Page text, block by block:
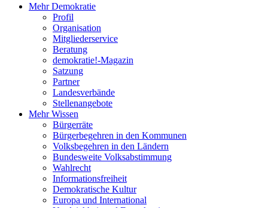
Mehr Demokratie
Profil
Organisation
Mitgliederservice
Beratung
demokratie!-Magazin
Satzung
Partner
Landesverbände
Stellenangebote
Mehr Wissen
Bürgerräte
Bürgerbegehren in den Kommunen
Volksbegehren in den Ländern
Bundesweite Volksabstimmung
Wahlrecht
Informationsfreiheit
Demokratische Kultur
Europa und International